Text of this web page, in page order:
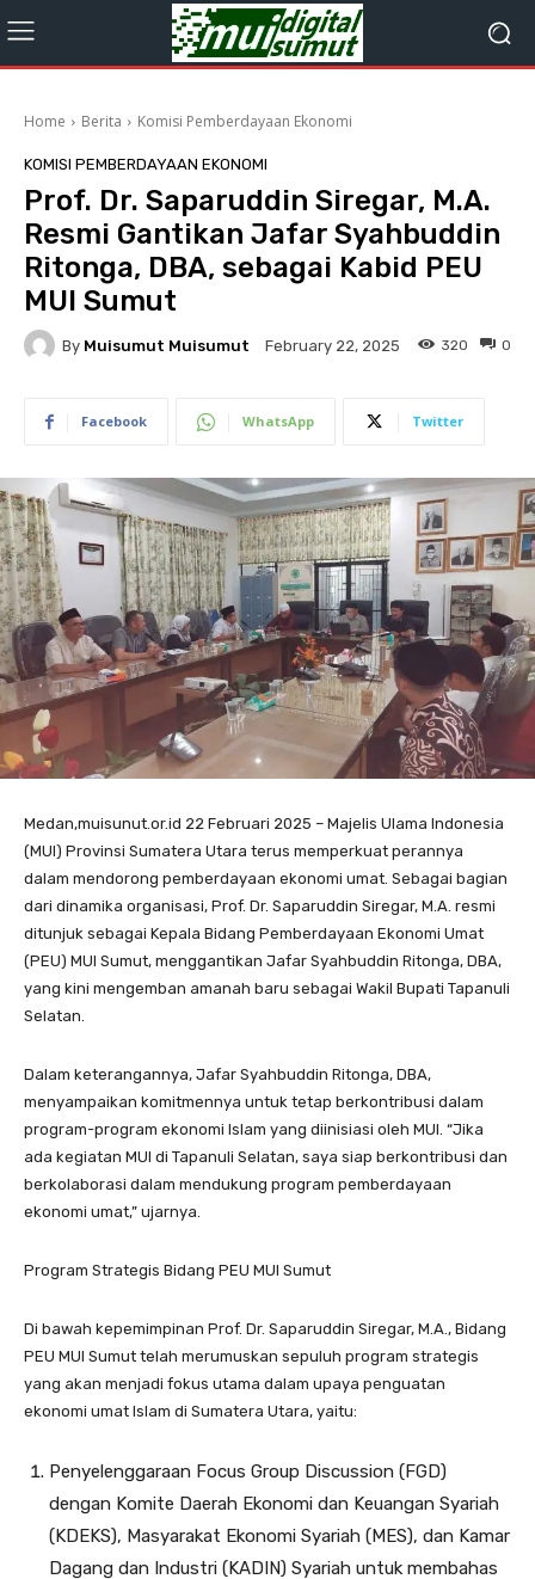
Home Berita Komisi Pemberdayaan Ekonomi
KOMISI PEMBERDAYAAN EKONOMI
Prof. Dr. Saparuddin Siregar, M.A.
Resmi Gantikan Jafar Syahbuddin
Ritonga, DBA, sebagai Kabid PEU
MUI Sumut
By Muisumut Muisumut February 22, 2025 0
320
Facebook WhatsApp Twitter
Medan,muisunut.or.id 22 Februari 2025 – Majelis Ulama Indonesia
(MUI) Provinsi Sumatera Utara terus memperkuat perannya
dalam mendorong pemberdayaan ekonomi umat. Sebagai bagian
dari dinamika organisasi, Prof. Dr. Saparuddin Siregar, M.A. resmi
ditunjuk sebagai Kepala Bidang Pemberdayaan Ekonomi Umat
(PEU) MUI Sumut, menggantikan Jafar Syahbuddin Ritonga, DBA,
yang kini mengemban amanah baru sebagai Wakil Bupati Tapanuli
Selatan.
Dalam keterangannya, Jafar Syahbuddin Ritonga, DBA,
menyampaikan komitmennya untuk tetap berkontribusi dalam
program-program ekonomi Islam yang diinisiasi oleh MUI. “Jika
ada kegiatan MUI di Tapanuli Selatan, saya siap berkontribusi dan
berkolaborasi dalam mendukung program pemberdayaan
ekonomi umat,” ujarnya.
Program Strategis Bidang PEU MUI Sumut
Di bawah kepemimpinan Prof. Dr. Saparuddin Siregar, M.A., Bidang
PEU MUI Sumut telah merumuskan sepuluh program strategis
yang akan menjadi fokus utama dalam upaya penguatan
ekonomi umat Islam di Sumatera Utara, yaitu:
Penyelenggaraan Focus Group Discussion (FGD)
dengan Komite Daerah Ekonomi dan Keuangan Syariah
(KDEKS), Masyarakat Ekonomi Syariah (MES), dan Kamar
Dagang dan Industri (KADIN) Syariah untuk membahas